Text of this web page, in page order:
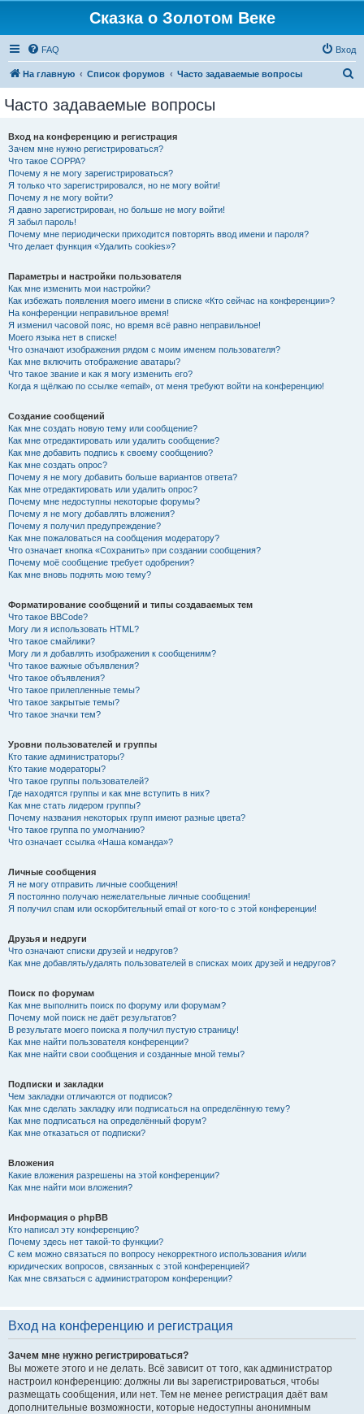
Сказка о Золотом Веке
FAQ Вход
На главную Список форумов Часто задаваемые вопросы
Часто задаваемые вопросы
Вход на конференцию и регистрация
Зачем мне нужно регистрироваться?
Что такое COPPA?
Почему я не могу зарегистрироваться?
Я только что зарегистрировался, но не могу войти!
Почему я не могу войти?
Я давно зарегистрирован, но больше не могу войти!
Я забыл пароль!
Почему мне периодически приходится повторять ввод имени и пароля?
Что делает функция «Удалить cookies»?
Параметры и настройки пользователя
Как мне изменить мои настройки?
Как избежать появления моего имени в списке «Кто сейчас на конференции»?
На конференции неправильное время!
Я изменил часовой пояс, но время всё равно неправильное!
Моего языка нет в списке!
Что означают изображения рядом с моим именем пользователя?
Как мне включить отображение аватары?
Что такое звание и как я могу изменить его?
Когда я щёлкаю по ссылке «email», от меня требуют войти на конференцию!
Создание сообщений
Как мне создать новую тему или сообщение?
Как мне отредактировать или удалить сообщение?
Как мне добавить подпись к своему сообщению?
Как мне создать опрос?
Почему я не могу добавить больше вариантов ответа?
Как мне отредактировать или удалить опрос?
Почему мне недоступны некоторые форумы?
Почему я не могу добавлять вложения?
Почему я получил предупреждение?
Как мне пожаловаться на сообщения модератору?
Что означает кнопка «Сохранить» при создании сообщения?
Почему моё сообщение требует одобрения?
Как мне вновь поднять мою тему?
Форматирование сообщений и типы создаваемых тем
Что такое BBCode?
Могу ли я использовать HTML?
Что такое смайлики?
Могу ли я добавлять изображения к сообщениям?
Что такое важные объявления?
Что такое объявления?
Что такое прилепленные темы?
Что такое закрытые темы?
Что такое значки тем?
Уровни пользователей и группы
Кто такие администраторы?
Кто такие модераторы?
Что такое группы пользователей?
Где находятся группы и как мне вступить в них?
Как мне стать лидером группы?
Почему названия некоторых групп имеют разные цвета?
Что такое группа по умолчанию?
Что означает ссылка «Наша команда»?
Личные сообщения
Я не могу отправить личные сообщения!
Я постоянно получаю нежелательные личные сообщения!
Я получил спам или оскорбительный email от кого-то с этой конференции!
Друзья и недруги
Что означают списки друзей и недругов?
Как мне добавлять/удалять пользователей в списках моих друзей и недругов?
Поиск по форумам
Как мне выполнить поиск по форуму или форумам?
Почему мой поиск не даёт результатов?
В результате моего поиска я получил пустую страницу!
Как мне найти пользователя конференции?
Как мне найти свои сообщения и созданные мной темы?
Подписки и закладки
Чем закладки отличаются от подписок?
Как мне сделать закладку или подписаться на определённую тему?
Как мне подписаться на определённый форум?
Как мне отказаться от подписки?
Вложения
Какие вложения разрешены на этой конференции?
Как мне найти мои вложения?
Информация о phpBB
Кто написал эту конференцию?
Почему здесь нет такой-то функции?
С кем можно связаться по вопросу некорректного использования и/или
юридических вопросов, связанных с этой конференцией?
Как мне связаться с администратором конференции?
Вход на конференцию и регистрация
Зачем мне нужно регистрироваться?
Вы можете этого и не делать. Всё зависит от того, как администратор
настроил конференцию: должны ли вы зарегистрироваться, чтобы
размещать сообщения, или нет. Тем не менее регистрация даёт вам
дополнительные возможности, которые недоступны анонимным